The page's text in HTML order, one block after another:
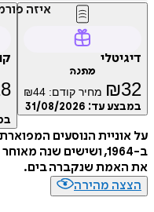
איזה פורמט
₪ מחיר קודם: ₪44
עד:31/08/2026
₪ 28
במבצע
הנוסעים המפוארת
ב-1964, ושישים שנה מאוחר
שנקברה בים.
מהירה